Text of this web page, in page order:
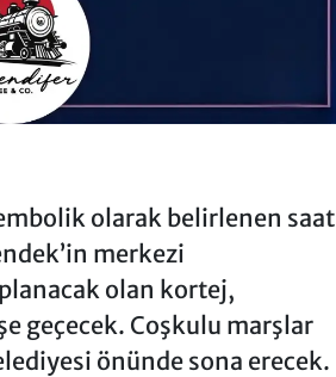
olarak belirlenen saat
merkezi
olan kortej,
geçecek. Coşkulu marşlar
önünde sona erecek.